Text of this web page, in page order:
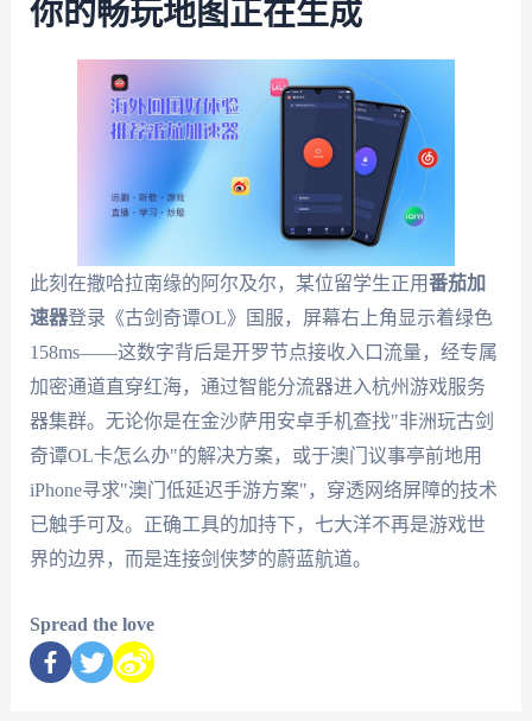
你的畅玩地图正在生成
此刻在撒哈拉南缘的阿尔及尔，某位留学生正用番茄加
速器登录《古剑奇谭OL》国服，屏幕右上角显示着绿色
158ms——这数字背后是开罗节点接收入口流量，经专属
加密通道直穿红海，通过智能分流器进入杭州游戏服务
器集群。无论你是在金沙萨用安卓手机查找"非洲玩古剑
奇谭OL卡怎么办"的解决方案，或于澳门议事亭前地用
iPhone寻求"澳门低延迟手游方案"，穿透网络屏障的技术
已触手可及。正确工具的加持下，七大洋不再是游戏世
界的边界，而是连接剑侠梦的蔚蓝航道。
Spread the love